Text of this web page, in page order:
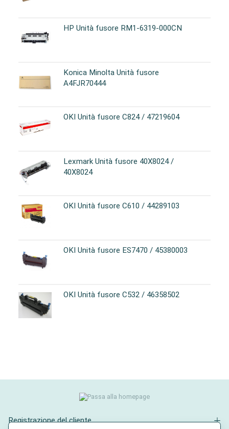
HP Unità fusore RM1-6319-000CN
Konica Minolta Unità fusore
A4FJR70444
OKI Unità fusore C824 / 47219604
Lexmark Unità fusore 40X8024 /
40X8024
OKI Unità fusore C610 / 44289103
OKI Unità fusore ES7470 / 45380003
OKI Unità fusore C532 / 46358502
Registrazione del cliente